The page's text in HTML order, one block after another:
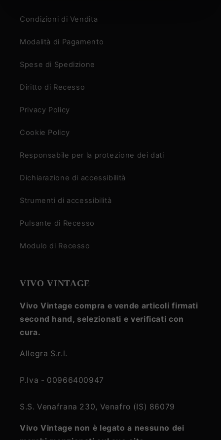
Condizioni di Vendita
Modalità di Pagamento
Spese di Spedizione
Diritto di Recesso
Privacy Policy
Cookie Policy
Responsabile per la protezione dei dati
Dichiarazione di accessibilità
Strumenti di accessibilità
Pulsante di Recesso
Modulo di Recesso
VIVO VINTAGE
Vivo Vintage compra e vende articoli firmati
second hand, selezionati e verificati con
cura.
Allegra S.r.l.
P.Iva - 00966400947
S.S. Venafrana 230, Venafro (IS) 86079
Vivo Vintage non è legato a nessuno dei